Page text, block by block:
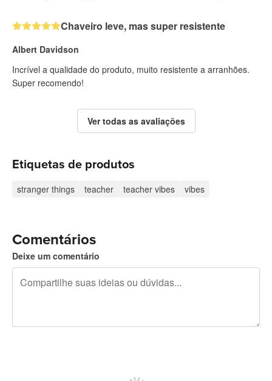
Chaveiro leve, mas super resistente
Albert Davidson
Incrível a qualidade do produto, muito resistente a arranhões.
Super recomendo!
Ver todas as avaliações
Etiquetas de produtos
stranger things teacher teacher vibes vibes
Comentários
Deixe um comentário